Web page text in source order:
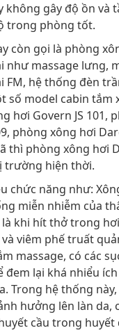
không gây độ ồn và
trong phòng tốt.
còn gọi là phòng
massage lưng,
hệ thống đèn
số model cabin
hơi Govern JS 101,
phòng xông hơi
thì phòng xông hơi
trường hiện thời.
chức năng như:
miễn nhiễm của
khi hít thở trong
viêm phế truất
massage, có các
đem lại khá nhiểu
Trong hệ thống
hưởng lên làn da,
cầu trong